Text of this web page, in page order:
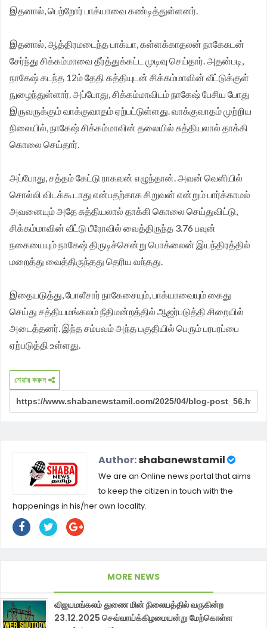
இதனால், பெற்றோர் பாக்யாவை கண்டித்துள்ளனர்.
இதனால், ஆத்திரமடைந்த பாக்யா, கள்ளக்காதலன் நாகேசுடன்
சேர்ந்து சிக்கம்மாவை தீர்த்துக்கட்ட முடிவு செய்தார். அதன்படி,
நாகேஷ் கடந்த 12ம் தேதி கத்தியுடன் சிக்கம்மாவின் வீட்டுக்குள்
நுழைந்துள்ளார். அப்போது, சிக்கம்மாவிடம் நாகேஷ் பேசிய போது
இருவருக்கும் வாக்குவாதம் ஏற்பட்டுள்ளது. வாக்குவாதம் முற்றிய
நிலையில், நாகேஷ் சிக்கம்மாவின் தலையில் சுத்தியலால் தாக்கி
கொலை செய்தார்.
அப்போது, சத்தம் கேட்டு ராகவன் எழுந்தான். அவன் வெளியில்
சொல்லி விடக்கூடாது என்பதற்காக சிறுவன் என்றும் பார்க்காமல்
அவனையும் அதே சுத்தியலால் தாக்கி கொலை செய்துவிட்டு,
சிக்கம்மாவின் வீட்டு பீரோவில் வைத்திருந்த 3.76 பவுன்
நகையையும் நாகேஷ் திருடிச்சென்று பொக்லைன் இயந்திரத்தில்
மறைத்து வைத்திருந்தது தெரிய வந்தது.
இதையடுத்து, போலீசார் நாகேசையும், பாக்யாவையும் கைது
செய்து சத்தியமங்கலம் நீதிமன்றத்தில் ஆஜர்படுத்தி சிறையில்
அடைத்தனர். இந்த சம்பவம் அந்த பகுதியில் பெரும் பரபரப்பை
ஏற்படுத்தி உள்ளது.
শেয়ার করুন
Author:shabanewstamil
We are an Online news portal that aims
to keep the citizen in touch with the
happenings in his/her own locality.
MORE NEWS
விஜயமங்கலம் துணை மின் நிலையத்தில் வருகின்ற
23.12.2025 செவ்வாய்க்கிழமையன்று மேற்கொள்ள